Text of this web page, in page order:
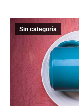
Sin categoría